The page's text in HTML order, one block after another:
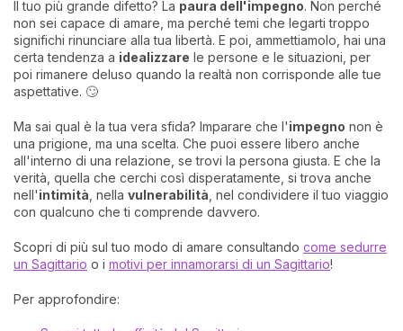
Il tuo più grande difetto? La paura dell'impegno. Non perché
non sei capace di amare, ma perché temi che legarti troppo
significhi rinunciare alla tua libertà. E poi, ammettiamolo, hai una
certa tendenza a idealizzare le persone e le situazioni, per
poi rimanere deluso quando la realtà non corrisponde alle tue
aspettative. 🙄
Ma sai qual è la tua vera sfida? Imparare che l'impegno non è
una prigione, ma una scelta. Che puoi essere libero anche
all'interno di una relazione, se trovi la persona giusta. E che la
verità, quella che cerchi così disperatamente, si trova anche
nell'intimità , nella vulnerabilità , nel condividere il tuo viaggio
con qualcuno che ti comprende davvero.
Scopri di più sul tuo modo di amare consultando come sedurre
un Sagittario o i motivi per innamorarsi di un Sagittario!
Per approfondire: